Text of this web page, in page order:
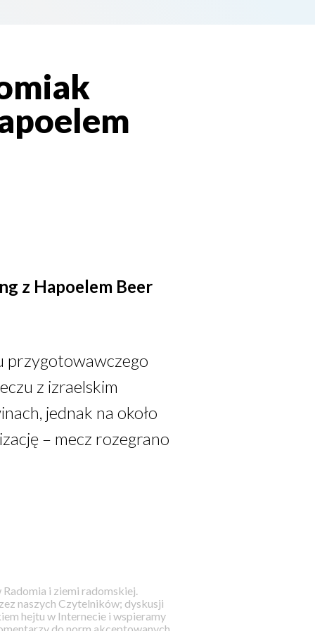
z Hapoelem Beer
przygotowawczego
z izraelskim
jednak na około
– mecz rozegrano
i ziemi radomskiej.
naszych Czytelników; dyskusji
hejtu w Internecie i wspieramy